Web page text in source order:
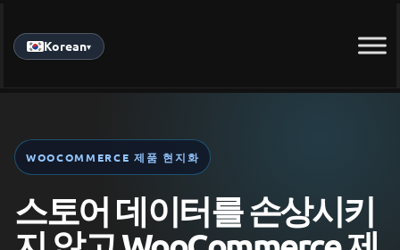
to
Korean▾
WOOCOMMERCE 제품 현지화
스토어 데이터를 손상시키